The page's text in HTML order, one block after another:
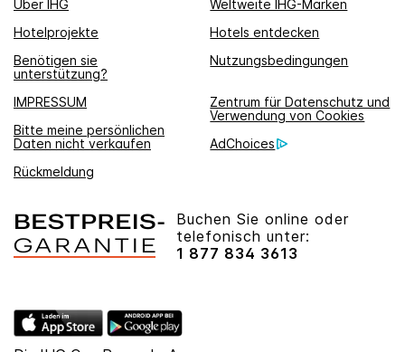
Über IHG
Weltweite IHG-Marken
Hotelprojekte
Hotels entdecken
Benötigen sie
unterstützung?
Nutzungsbedingungen
IMPRESSUM
Zentrum für Datenschutz und
Verwendung von Cookies
Bitte meine persönlichen
Daten nicht verkaufen
AdChoices
Rückmeldung
Buchen Sie online oder
telefonisch unter:
1 877 834 3613